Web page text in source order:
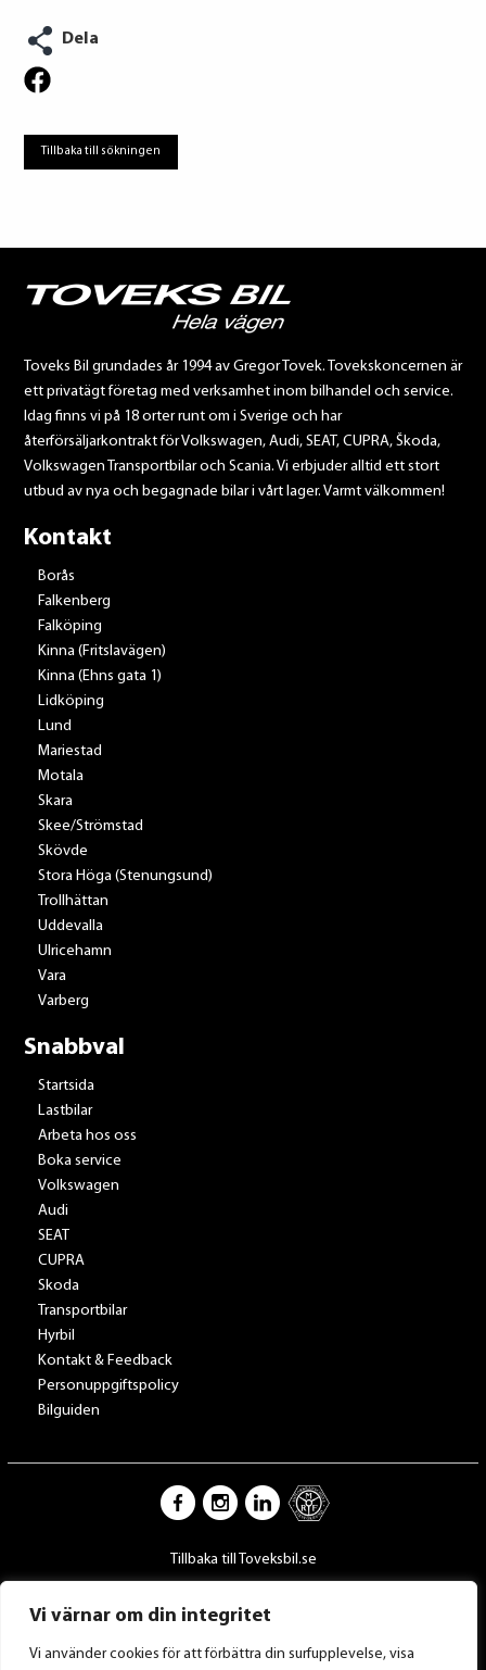
Vi värnar om din integritet
Vi använder cookies för att förbättra din surfupplevelse, visa
Dela
Tillbaka till sökningen
Toveks Bil grundades år 1994 av Gregor Tovek. Tovekskoncernen är
ett privatägt företag med verksamhet inom bilhandel och service.
Idag finns vi på 18 orter runt om i Sverige och har
återförsäljarkontrakt för Volkswagen, Audi, SEAT, CUPRA, Škoda,
Volkswagen Transportbilar och Scania. Vi erbjuder alltid ett stort
utbud av nya och begagnade bilar i vårt lager. Varmt välkommen!
Kontakt
Borås
Falkenberg
Falköping
Kinna (Fritslavägen)
Kinna (Ehns gata 1)
Lidköping
Lund
Mariestad
Motala
Skara
Skee/Strömstad
Skövde
Stora Höga (Stenungsund)
Trollhättan
Uddevalla
Ulricehamn
Vara
Varberg
Snabbval
Startsida
Lastbilar
Arbeta hos oss
Boka service
Volkswagen
Audi
SEAT
CUPRA
Skoda
Transportbilar
Hyrbil
Kontakt & Feedback
Personuppgiftspolicy
Bilguiden
Tillbaka till Toveksbil.se